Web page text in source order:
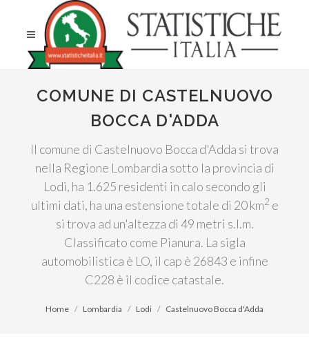
COMUNE DI CASTELNUOVO
BOCCA D'ADDA
Il comune di Castelnuovo Bocca d'Adda si trova
nella Regione Lombardia sotto la provincia di
Lodi, ha 1.625 residenti in calo secondo gli
ultimi dati, ha una estensione totale di 20 km2 e
si trova ad un'altezza di 49 metri s.l.m.
Classificato come Pianura. La sigla
automobilistica è LO, il cap è 26843 e infine
C228 è il codice catastale.
Home Lombardia Lodi Castelnuovo Bocca d'Adda